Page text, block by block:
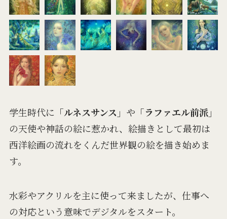
学生時代に 「ルネスサンス」 や 「ラファエル前派」
の天使や神話の絵に惹かれ、絵描きとして最初は
西洋絵画の流れをくんだ世界観の絵を描き始めま
す。
水彩やアクリルを主に使って来ましたが、仕事へ
の対応という意味でデジタルをスタート。